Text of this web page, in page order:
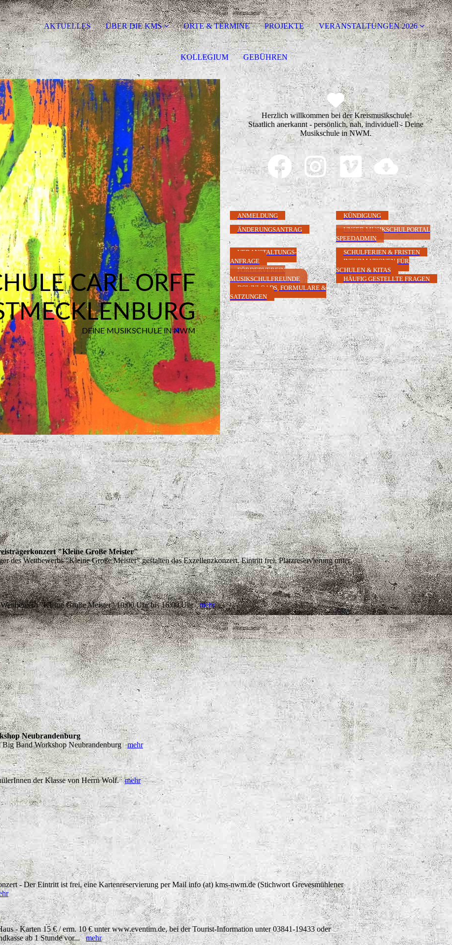
AKTUELLES ÜBER DIE KMS ORTE & TERMINE PROJEKTE VERANSTALTUNGEN 2026
KOLLEGIUM GEBÜHREN
CARL ORFF
DEINE MUSIKSCHULE IN NWM
Herzlich willkommen bei der Kreismusikschule!
Staatlich anerkannt - persönlich, nah, individuell - Deine
Musikschule in NWM.
ANMELDUNG
KÜNDIGUNG
ÄNDERUNGSANTRAG
UNSER MUSIKSCHULPORTAL
SPEEDADMIN
VERANSTALTUNGS-
ANFRAGE
FÖRDERVEREIN
MUSIKSCHULFREUNDE
DOWNLOADS, FORMULARE &
SATZUNGEN
SCHULFERIEN & FRISTEN
INFORMATIONEN FÜR
SCHULEN & KITAS
HÄUFIG GESTELLTE FRAGEN
"Kleine Große Meister"
des Wettbewerbs "Kleine Große Meister" gestalten das Exzellenzkonzert. Eintritt frei, Platzreservierung unter
"Kleine Große Meister" 10:00 Uhr bis 16:00 Uhrmehr
Neubrandenburg
Big Band Workshop Neubrandenburgmehr
der Klasse von Herrn Wolf.mehr
- Der Eintritt ist frei, eine Kartenreservierung per Mail info (at) kms-nwm.de (Stichwort Grevesmühlener
- Karten 15 € / erm. 10 € unter www.eventim.de, bei der Tourist-Information unter 03841-19433 oder
ab 1 Stunde vor...mehr